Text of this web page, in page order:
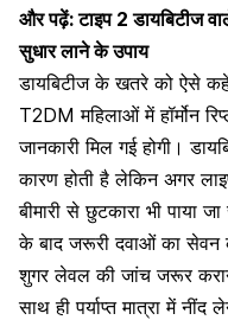
और पढ़ें:टाइप 2 डायबिटीज
सुधार लाने के उपाय
डायबिटीज के खतरे को ऐसे कहें
T2DM महिलाओं में हॉर्मोन
जानकारी मिल गई होगी।
कारण होती है लेकिन अगर
बीमारी से छुटकारा भी
के बाद जरूरी दवाओं का सेवन
शुगर लेवल की जांच जरूर
साथ ही पर्याप्त मात्रा में